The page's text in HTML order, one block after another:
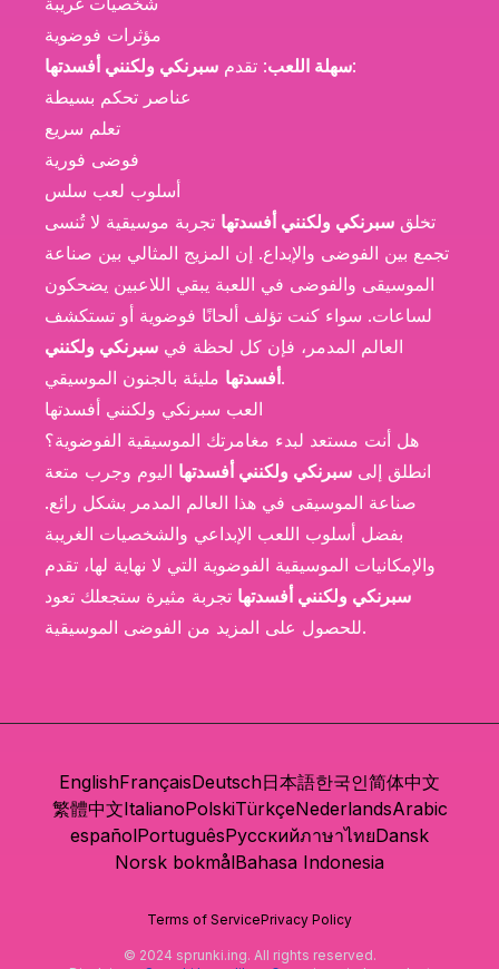
مؤثرات فوضوية
سهلة اللعب: تقدم سبرنكي ولكنني أفسدتها
:
عناصر تحكم بسيطة
تعلم سريع
فوضى فورية
أسلوب لعب سلس
تخلق سبرنكي ولكنني أفسدتها تجربة موسيقية لا تُنسى
تجمع بين الفوضى والإبداع. إن المزيج المثالي بين صناعة
الموسيقى والفوضى في اللعبة يبقي اللاعبين يضحكون
لساعات. سواء كنت تؤلف ألحانًا فوضوية أو تستكشف
العالم المدمر، فإن كل لحظة في سبرنكي ولكنني
أفسدتهامليئة بالجنون الموسيقي.
العب سبرنكي ولكنني أفسدتها
هل أنت مستعد لبدء مغامرتك الموسيقية الفوضوية؟
انطلق إلى سبرنكي ولكنني أفسدتها اليوم وجرب متعة
صناعة الموسيقى في هذا العالم المدمر بشكل رائع.
بفضل أسلوب اللعب الإبداعي والشخصيات الغريبة
والإمكانيات الموسيقية الفوضوية التي لا نهاية لها، تقدم
سبرنكي ولكنني أفسدتها تجربة مثيرة ستجعلك تعود
للحصول على المزيد من الفوضى الموسيقية.
EnglishFrançaisDeutsch日本語한국인简体中文
繁體中文ItalianoPolskiTürkçeNederlandsArabic
españolPortuguêsРусскийภาษาไทยDansk
Norsk bokmålBahasa Indonesia
Terms of ServicePrivacy Policy
© 2024 sprunki.ing. All rights reserved.